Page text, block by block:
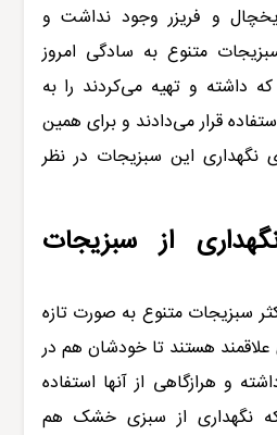
و فریزر وجود نداشت و
متنوع به سادگی امروز
داشته و تهیه می‌کردند را به
قرار می‌دادند و برای همین
نگهداری این سبزیجات در نظر
از سبزیجات
سبزیجات متنوع به صورت تازه
هستند تا خودشان هم در
و هرازگاهی از آنها استفاده
که نگهداری از سبزی خشک هم